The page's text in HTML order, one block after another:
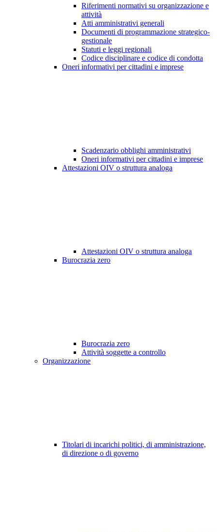
Riferimenti normativi su organizzazione e
attività
Atti amministrativi generali
Documenti di programmazione strategico-
gestionale
Statuti e leggi regionali
Codice disciplinare e codice di condotta
Oneri informativi per cittadini e imprese
Scadenzario obblighi amministrativi
Oneri informativi per cittadini e imprese
Attestazioni OIV o struttura analoga
Attestazioni OIV o struttura analoga
Burocrazia zero
Burocrazia zero
Attività soggette a controllo
Organizzazione
Titolari di incarichi politici, di amministrazione,
di direzione o di governo